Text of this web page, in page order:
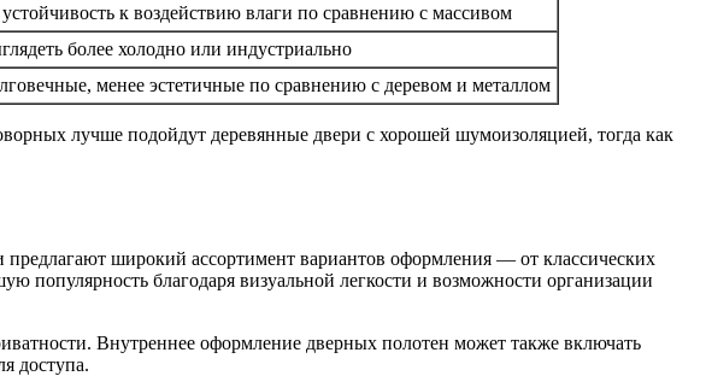
к воздействию влаги по сравнению с массивом
более холодно или индустриально
менее эстетичные по сравнению с деревом и металлом
лучше подойдут деревянные двери с хорошей шумоизоляцией, тогда как
широкий ассортимент вариантов оформления — от классических
популярность благодаря визуальной легкости и возможности организации
Внутреннее оформление дверных полотен может также включать
доступа.